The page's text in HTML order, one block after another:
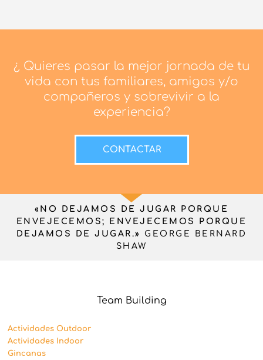
¿ Quieres pasar la mejor jornada de tu
vida con tus familiares, amigos y/o
compañeros y sobrevivir a la
experiencia?
CONTACTAR
«NO DEJAMOS DE JUGAR PORQUE
ENVEJECEMOS; ENVEJECEMOS PORQUE
DEJAMOS DE JUGAR.»
GEORGE BERNARD
SHAW
Team Building
Actividades Outdoor
Actividades Indoor
Gincanas